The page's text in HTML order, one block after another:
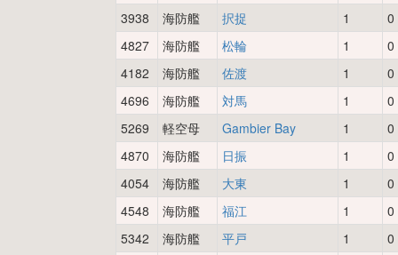
3938
海防艦 択捉 1
0
4827
海防艦 松輪 1
0
4182
海防艦 佐渡 1
0
4696
海防艦 対馬 1
0
5269
軽空母 Gambier Bay 1
0
4870
海防艦 日振 1
0
4054
海防艦 大東 1
0
4548
海防艦 福江 1
0
5342
海防艦 平戸 1
0